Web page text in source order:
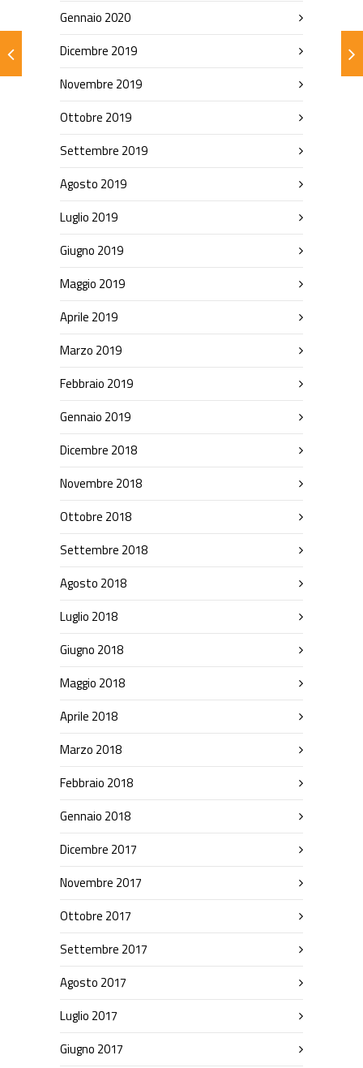
Gennaio 2020
Dicembre 2019
Novembre 2019
Ottobre 2019
Settembre 2019
Agosto 2019
Luglio 2019
Giugno 2019
Maggio 2019
Aprile 2019
Marzo 2019
Febbraio 2019
Gennaio 2019
Dicembre 2018
Novembre 2018
Ottobre 2018
Settembre 2018
Agosto 2018
Luglio 2018
Giugno 2018
Maggio 2018
Aprile 2018
Marzo 2018
Febbraio 2018
Gennaio 2018
Dicembre 2017
Novembre 2017
Ottobre 2017
Settembre 2017
Agosto 2017
Luglio 2017
Giugno 2017